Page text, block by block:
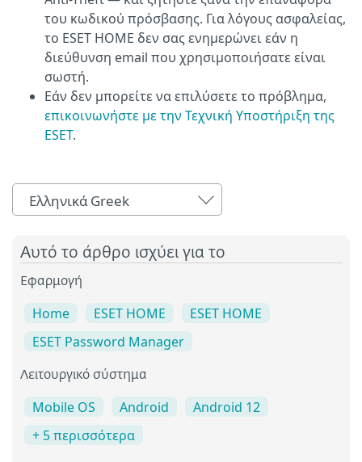
του κωδικού πρόσβασης. Για λόγους ασφαλείας,
το ESET HOME δεν σας ενημερώνει εάν η
διεύθυνση email που χρησιμοποιήσατε είναι
σωστή.
Εάν δεν μπορείτε να επιλύσετε το πρόβλημα,
επικοινωνήστε με την Τεχνική Υποστήριξη της
ESET.
Ελληνικά Greek
Αυτό το άρθρο ισχύει για το
Εφαρμογή
Home ESET HOME
ESET HOME
ESET Password Manager
Λειτουργικό σύστημα
Mobile OS Android
Android 12
+ 5 περισσότερα